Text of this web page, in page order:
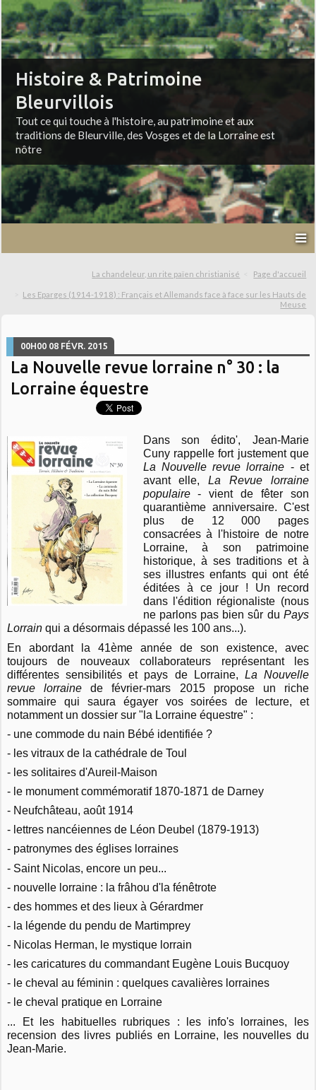
Histoire & Patrimoine
Bleurvillois
Tout ce qui touche à l'histoire, au patrimoine et aux
traditions de Bleurville, des Vosges et de la Lorraine est
nôtre
La chandeleur, un rite païen christianisé Page d'accueil
Les Eparges (1914-1918) : Français et Allemands face à face sur les Hauts de
Meuse
00H00 08 FÉVR. 2015
La Nouvelle revue lorraine n° 30 : la
Lorraine équestre
Dans son édito', Jean-Marie
Cuny rappelle fort justement que
La Nouvelle revue lorraine - et
avant elle, La Revue lorraine
populaire- vient de fêter son
quarantième anniversaire. C'est
plus de 12 000 pages
consacrées à l'histoire de notre
Lorraine, à son patrimoine
historique, à ses traditions et à
ses illustres enfants qui ont été
éditées à ce jour ! Un record
dans l'édition régionaliste (nous
ne parlons pas bien sûr du Pays
Lorrain qui a désormais dépassé les 100 ans...).
En abordant la 41ème année de son existence, avec
toujours de nouveaux collaborateurs représentant les
différentes sensibilités et pays de Lorraine, La Nouvelle
revue lorraine de février-mars 2015 propose un riche
sommaire qui saura égayer vos soirées de lecture, et
notamment un dossier sur "la Lorraine équestre" :
- une commode du nain Bébé identifiée ?
- les vitraux de la cathédrale de Toul
- les solitaires d'Aureil-Maison
- le monument commémoratif 1870-1871 de Darney
- Neufchâteau, août 1914
- lettres nancéiennes de Léon Deubel (1879-1913)
- patronymes des églises lorraines
- Saint Nicolas, encore un peu...
- nouvelle lorraine : la frâhou d'la fénêtrote
- des hommes et des lieux à Gérardmer
- la légende du pendu de Martimprey
- Nicolas Herman, le mystique lorrain
- les caricatures du commandant Eugène Louis Bucquoy
- le cheval au féminin : quelques cavalières lorraines
- le cheval pratique en Lorraine
... Et les habituelles rubriques : les info's lorraines, les
recension des livres publiés en Lorraine, les nouvelles du
Jean-Marie.